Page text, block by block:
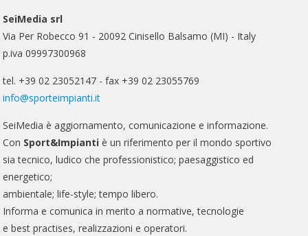
SeiMedia srl
Via Per Robecco 91 - 20092 Cinisello Balsamo (MI) - Italy
p.iva 09997300968
tel. +39 02 23052147 - fax +39 02 23055769
info@sporteimpianti.it
SeiMedia è aggiornamento, comunicazione e informazione.
Con Sport&Impianti è un riferimento per il mondo sportivo
sia tecnico, ludico che professionistico; paesaggistico ed
energetico;
ambientale; life-style; tempo libero.
Informa e comunica in merito a normative, tecnologie
e best practises, realizzazioni e operatori.